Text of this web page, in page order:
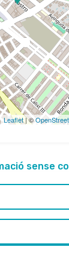
Leaflet| ©
sense